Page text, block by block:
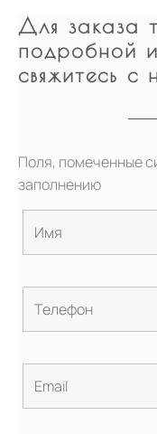
Для заказа
подробной
свяжитесь с
Поля, помеченные
заполнению